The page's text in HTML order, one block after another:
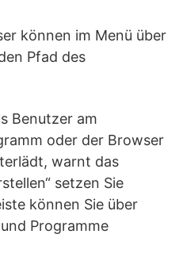
können im Menü über
Pfad des
Benutzer am
oder der Browser
warnt das
setzen Sie
können Sie über
Programme